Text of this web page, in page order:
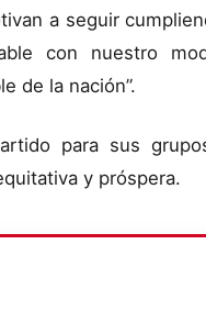
a seguir
con nuestro
de la nación”.
para sus
y próspera.